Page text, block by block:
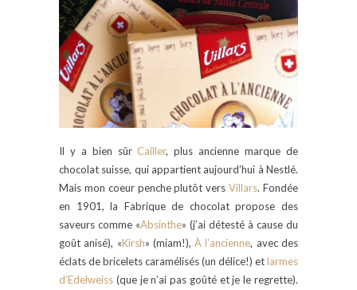
Il y a bien sûr Cailler, plus ancienne marque de
chocolat suisse, qui appartient aujourd’hui à Nestlé.
Mais mon coeur penche plutôt versVillars. Fondée
en 1901, la Fabrique de chocolat propose des
saveurs comme «Absinthe» (j’ai détesté à cause du
goût anisé), «Kirsh» (miam!),À l’ancienne, avec des
éclats de bricelets caramélisés (un délice!) etlarmes
d’Edelweiss (que je n’ai pas goûté et je le regrette).